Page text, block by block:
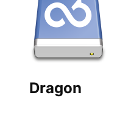
Dragon